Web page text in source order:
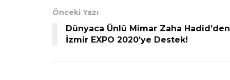
Önceki Yazı
Dünyaca Ünlü Mimar Zaha Hadid’den
İzmir EXPO 2020’ye Destek!